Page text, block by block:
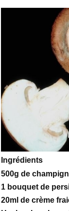
Ingrédients
500g de
1 bouquet de
20ml de crème